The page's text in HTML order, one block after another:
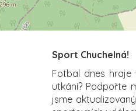
Sport Chuchelná!
Fotbal dnes
utkání? Podpořte
jsme